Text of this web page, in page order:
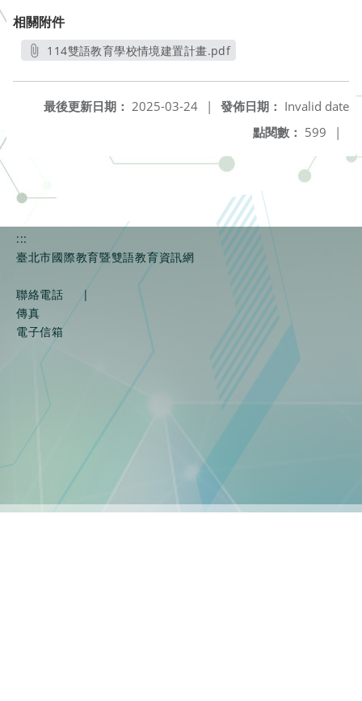
相關附件
114雙語教育學校情境建置計畫.pdf
發佈日期： Invalid date
最後更新日期： 2025-03-24
|
點閱數： 599 |
:::
臺北市國際教育暨雙語教育資訊網
聯絡電話
|
傳真
電子信箱